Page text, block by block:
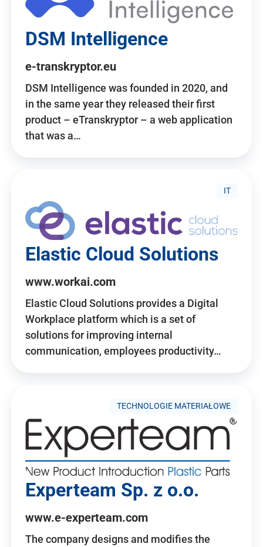
DSM Intelligence
e-transkryptor.eu
DSM Intelligence was founded in 2020, and
in the same year they released their first
product – eTranskryptor – a web application
that was a…
IT
Elastic Cloud Solutions
www.workai.com
Elastic Cloud Solutions provides a Digital
Workplace platform which is a set of
solutions for improving internal
communication, employees productivity…
TECHNOLOGIE MATERIAŁOWE
Experteam Sp. z o.o.
www.e-experteam.com
The company designs and modifies the